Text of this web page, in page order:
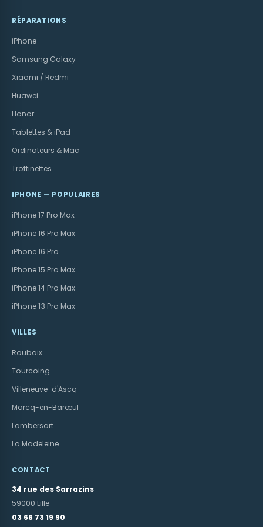
RÉPARATIONS
iPhone
Samsung Galaxy
Xiaomi / Redmi
Huawei
Honor
Tablettes & iPad
Ordinateurs & Mac
Trottinettes
IPHONE — POPULAIRES
iPhone 17 Pro Max
iPhone 16 Pro Max
iPhone 16 Pro
iPhone 15 Pro Max
iPhone 14 Pro Max
iPhone 13 Pro Max
VILLES
Roubaix
Tourcoing
Villeneuve-d'Ascq
Marcq-en-Barœul
Lambersart
La Madeleine
CONTACT
34 rue des Sarrazins
59000 Lille
03 66 73 19 90